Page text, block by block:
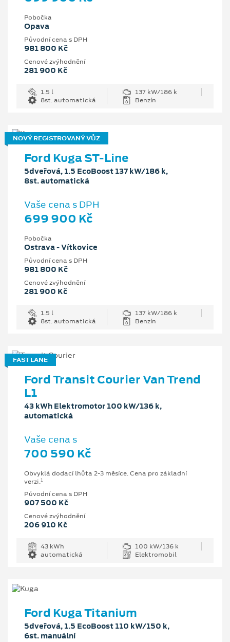
Pobočka
Opava
Původní cena s DPH
981 800 Kč
Cenové zvýhodnění
281 900 Kč
1.5 l
137 kW/186 k
8st. automatická
Benzín
NOVÝ REGISTROVANÝ VŮZ
Ford Kuga ST-Line
5dveřová, 1.5 EcoBoost 137 kW/186 k,
8st. automatická
Vaše cena s DPH
699 900 Kč
Pobočka
Ostrava - Vítkovice
Původní cena s DPH
981 800 Kč
Cenové zvýhodnění
281 900 Kč
1.5 l
137 kW/186 k
8st. automatická
Benzín
FAST LANE
Ford Transit Courier Van Trend
L1
43 kWh Elektromotor 100 kW/136 k,
automatická
Vaše cena s
700 590 Kč
Obvyklá dodací lhůta 2-3 měsíce. Cena pro základní
verzi.1
Původní cena s DPH
907 500 Kč
Cenové zvýhodnění
206 910 Kč
43 kWh
100 kW/136 k
automatická
Elektromobil
Ford Kuga Titanium
5dveřová, 1.5 EcoBoost 110 kW/150 k,
6st. manuální